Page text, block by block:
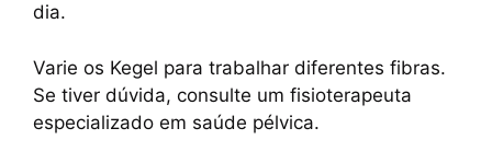
dia.
Varie os Kegel para trabalhar diferentes fibras.
Se tiver dúvida, consulte um fisioterapeuta
especializado em saúde pélvica.